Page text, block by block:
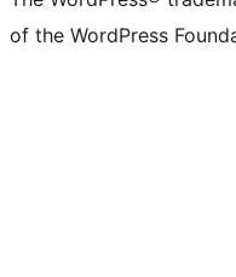
of the WordPress